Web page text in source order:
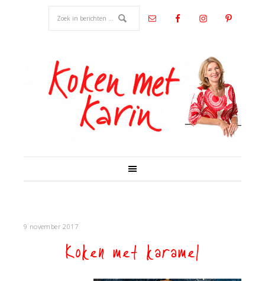
9 november 2017
Koken met karamel